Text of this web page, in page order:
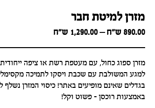
מזרן למיטת חבר
890.00 ש״ח –
1,290.00 ש״חPrice
through
1,290.00 ש״ח
מזרן ספוג כחול, עם מעטפת רשת או ציפה
למגע המשולבת עם שכבת ויסקו לתמיכה
בגדלים שאינם מופיעים באתר! כיסוי המזרן נשלף
באמצעות רוכסן - פשוט וקל!